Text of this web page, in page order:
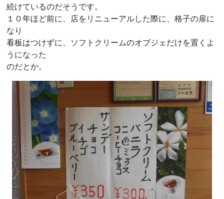
続けているのだそうです。
１０年ほど前に、店をリニューアルした際に、格子の扉に
なり
看板はつけずに、ソフトクリームのオブジェだけを置くよ
うになった
のだとか。